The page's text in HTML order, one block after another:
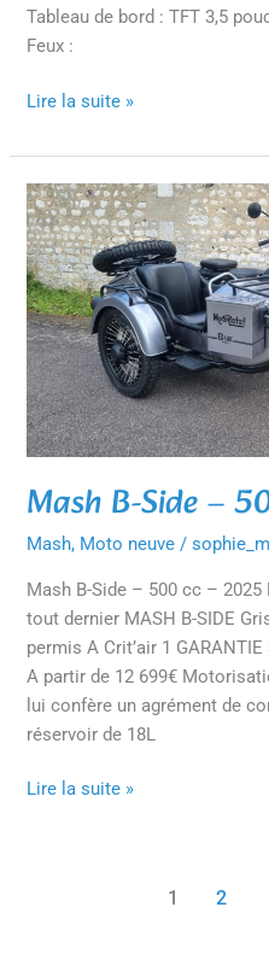
Tableau de bord : TFT 3,5
Feux :
Lire la suite »
Mash B-Side –
Mash, Moto neuve /
Mash B-Side – 500 cc – 2025
tout dernier MASH B-SIDE
permis A Crit’air 1
A partir de 12 699€
lui confère un agrément de
réservoir de 18L
Mash
B-
Side
–
500
cc
–
2025
Lire la suite »
1 2